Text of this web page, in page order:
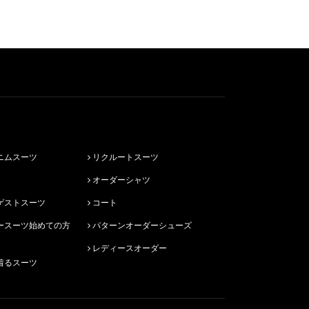
ムスーツ
ストスーツ
るスーツ
リクルートスーツ
オーダーシャツ
コート
パターンオーダーシューズ
レディースオーダー